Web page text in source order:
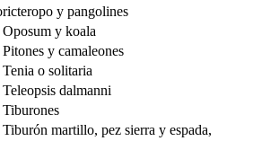
y pangolines
Oposum y koala
Pitones y camaleones
Tenia o solitaria
Teleopsis dalmanni
Tiburones
Tiburón martillo, pez sierra y espada,